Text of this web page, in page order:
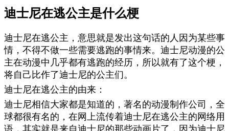
迪士尼在逃公主是什么梗
迪士尼在逃公主，意思就是发出这句话的人因为某些事
情，不得不做一些需要逃跑的事情来。迪士尼动漫的公
主在动漫中几乎都有逃跑的经历，所以就有了这个梗，
将自己比作了迪士尼的公主们。
迪士尼在逃公主的由来：
迪士尼相信大家都是知道的，著名的动漫制作公司，全
球都很有名的，在网上流传着迪士尼在逃公主的网络用
语，其实就是来自迪士尼的那些动画片了，因为迪士尼